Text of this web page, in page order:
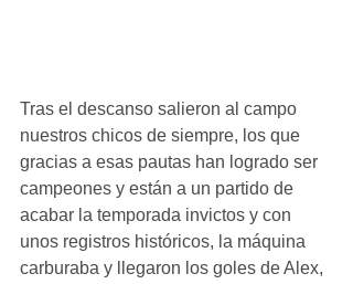
Tras el descanso salieron al campo
nuestros chicos de siempre, los que
gracias a esas pautas han logrado ser
campeones y están a un partido de
acabar la temporada invictos y con
unos registros históricos, la máquina
carburaba y llegaron los goles de Alex,